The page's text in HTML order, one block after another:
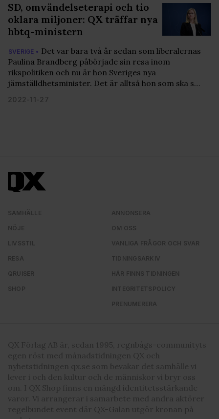
SD, omvändelseterapi och tio
oklara miljoner: QX träffar nya
hbtq-ministern
SVERIGE • Det var bara två år sedan som liberalernas
Paulina Brandberg påbörjade sin resa inom
rikspolitiken och nu är hon Sveriges nya
jämställdhetsminister. Det är alltså hon som ska s…
2022-11-27
SAMHÄLLE
NÖJE
LIVSSTIL
RESA
QRUISER
SHOP
ANNONSERA
OM OSS
VANLIGA FRÅGOR OCH SVAR
TIDNINGSARKIV
HÄR FINNS TIDNINGEN
INTEGRITETSPOLICY
PRENUMERERA
QX Förlag AB är, sedan 1995, regnbågs-communityts
egen röst med månadstidningen QX och
nyhetstidningen qx.se som bevakar det samhälle vi
lever i och den kultur och de människor vi bryr oss
om. I QX Shop finns en mängd identitetsstärkande
varor. Vi arrangerar i samarbete med andra aktörer
regelbundet event där QX-Galan utgör kronan på